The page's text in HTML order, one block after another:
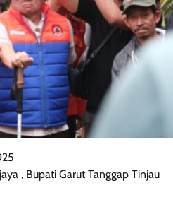
, Bupati Garut Tanggap Tinjau